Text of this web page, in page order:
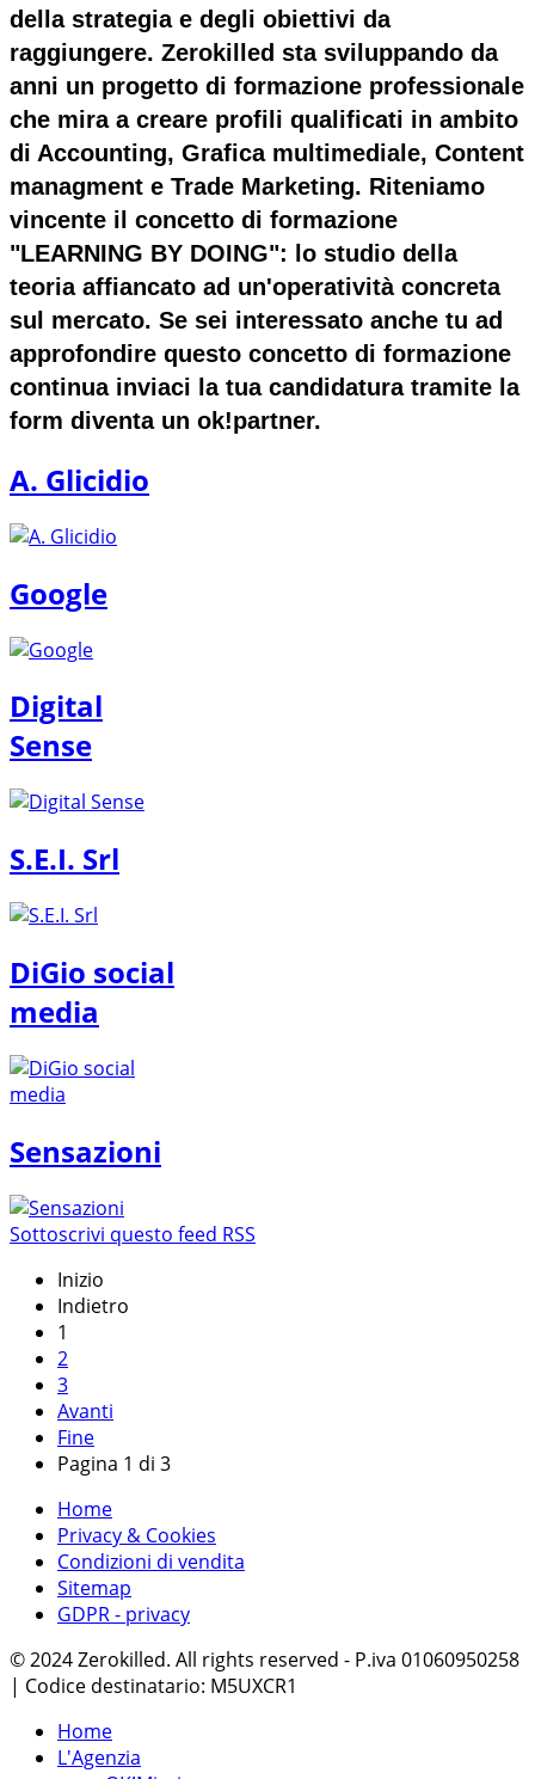
della strategia e degli obiettivi da
raggiungere. Zerokilled sta sviluppando da
anni un progetto di formazione professionale
che mira a creare profili qualificati in ambito
di Accounting, Grafica multimediale, Content
managment e Trade Marketing. Riteniamo
vincente il concetto di formazione
"LEARNING BY DOING": lo studio della
teoria affiancato ad un'operatività concreta
sul mercato. Se sei interessato anche tu ad
approfondire questo concetto di formazione
continua inviaci la tua candidatura tramite la
form diventa un ok!partner.
A. Glicidio
Google
Digital
Sense
S.E.I. Srl
DiGio social
media
Sensazioni
Sottoscrivi questo feed RSS
Inizio
Indietro
1
2
3
Avanti
Fine
Pagina 1 di 3
Home
Privacy & Cookies
Condizioni di vendita
Sitemap
GDPR - privacy
© 2024 Zerokilled. All rights reserved - P.iva 01060950258
| Codice destinatario: M5UXCR1
Home
L'Agenzia